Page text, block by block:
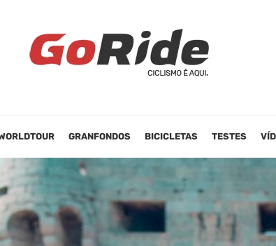
GRANFONDOS BICICLETAS TESTES